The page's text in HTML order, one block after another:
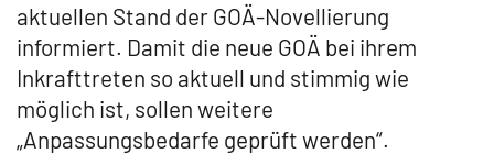
aktuellen Stand der GOÄ-Novellierung
informiert. Damit die neue GOÄ bei ihrem
Inkrafttreten so aktuell und stimmig wie
möglich ist, sollen weitere
„Anpassungsbedarfe geprüft werden“.